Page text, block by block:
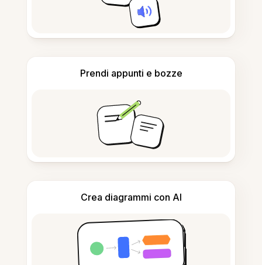
Prendi appunti e bozze
Crea diagrammi con AI